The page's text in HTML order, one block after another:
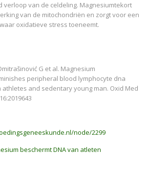
verloop van de celdeling. Magnesiumtekort
van de mitochondriën en zorgt voor een
oxidatieve stress toeneemt.
G et al. Magnesium
peripheral blood lymphocyte dna
and sedentary young man. Oxid Med
node/2299
beschermt DNA van atleten